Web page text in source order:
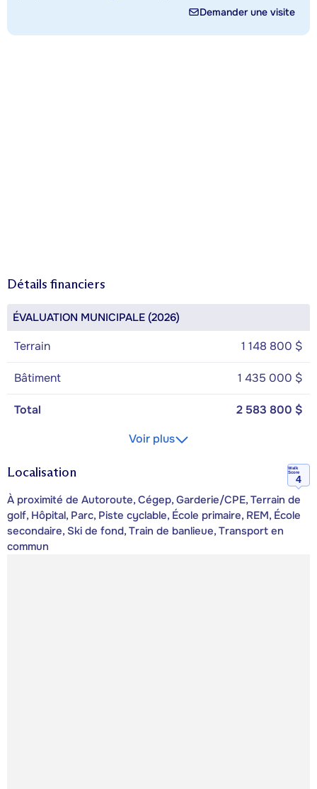
Demander une visite
Détails financiers
ÉVALUATION MUNICIPALE (2026)
Terrain 1 148 800 $
Bâtiment 1 435 000 $
Total
2 583 800 $
Voir plus
Localisation
Walk
Score
4
À proximité de Autoroute, Cégep, Garderie/CPE, Terrain de
golf, Hôpital, Parc, Piste cyclable, École primaire, REM, École
secondaire, Ski de fond, Train de banlieue, Transport en
commun